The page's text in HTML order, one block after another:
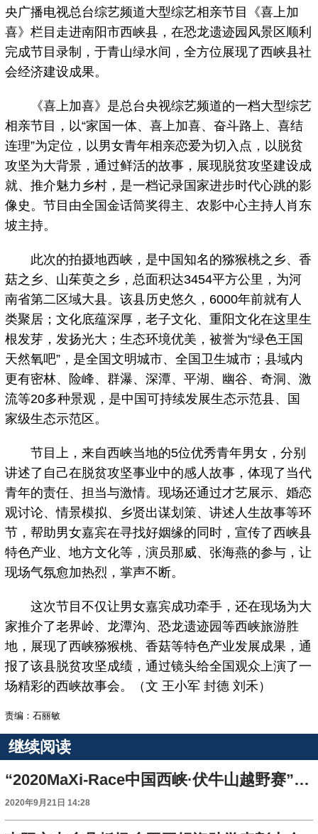
央广播电视总台综艺频道大型综艺相亲节目《喜上加
喜》栏目走进南阳市西峡县，在恐龙遗迹园风景区顺利
完成节目录制，于青山绿水间，全方位展现了西峡县社
会经济建设成果。
《喜上加喜》是总台央视综艺频道的一档大型综艺
相亲节目，以“家国一体、喜上加喜、奋斗路上、喜结
连理”为定位，以男女青年相亲恋爱为切入点，以脱贫
攻坚为大背景，通过鲜活的故事，展现脱贫攻坚建设成
就、推介魅力乡村，是一档记录国家进步时代心跳的影
像史。节目由全国金话筒奖得主、农影中心主持人肖东
坡主持。
此次的拍摄地西峡，是中国知名的猕猴桃之乡、香
菇之乡、山茱萸之乡，总面积达3454平方公里，为河
南省第二区域大县。该县历史悠久，6000年前就有人
类聚居；文化底蕴深厚，老子文化、重阳文化在这里生
根发芽，发扬光大；生态环境优美，被誉为“绿色王国
天然氧吧”，是全国文明城市、全国卫生城市；县域内
更有密林、险峰、群瀑、深潭、平湖、幽谷、奇洞、激
流等20多种景观，是中国可持续发展生态示范县、国
家级生态示范区。
节目上，来自西峡当地的5位优秀青年男女，分别
讲述了自己在脱贫攻坚事业中的感人故事，体现了当代
青年的责任、担当与激情。现场还通过才艺展示、婚恋
观讨论、情景模拟、乡贤出谋划策、讲述人生故事等环
节，帮助男女嘉宾在寻找好姻缘的同时，宣传了西峡县
特色产业、地方文化等，演员那威、张海燕的参与，让
现场气氛愈加热烈，掌声不断。
这次节目不仅让男女嘉宾成功牵手，还在现场为大
家推介了老界岭、龙潭沟、恐龙遗迹园等西峡旅游胜
地，展现了西峡猕猴桃、香菇等特色产业发展成果，通
报了该县脱贫攻坚成绩，通过镜头给全国观众上演了一
场精彩的西峡故事会。（文 王小军 封德 刘禾）
责编：石丽敏
继续阅读
“2020MaXi-Race中国西峡·伏牛山越野赛”将于9月26日开跑
2020年9月21日 14:28